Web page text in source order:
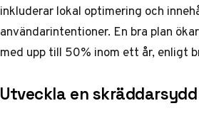
inkluderar lokal optimering och
användarintentioner. En bra plan
med upp till 50% inom ett år, enligt
Utveckla en